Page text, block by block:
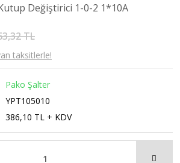
Değiştirici 1-0-2 1*10A
TL
taksitlerle!
Pako Şalter
YPT105010
386,10 TL + KDV